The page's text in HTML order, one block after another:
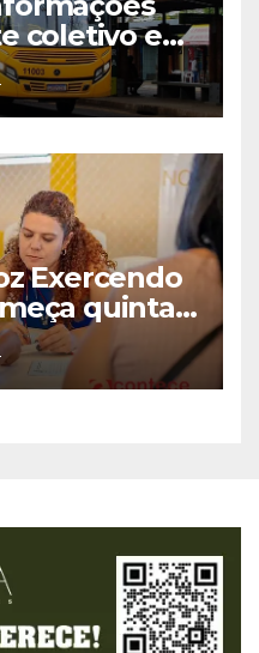
coletivo e
em
Exercendo
quinta-
de
e